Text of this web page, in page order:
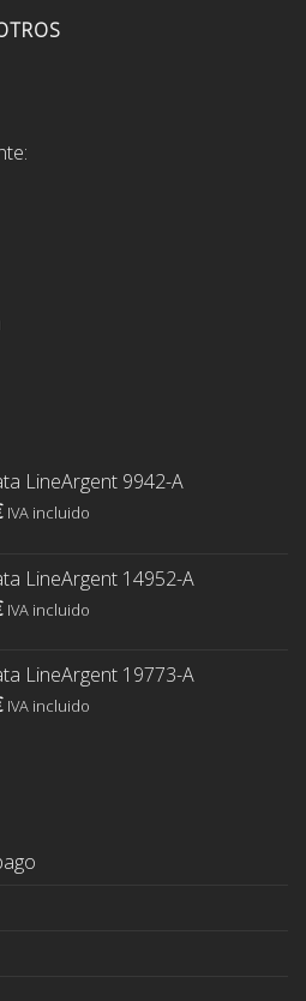
LineArgent 9942-A
El
es:
70,00€.
IVA incluido
LineArgent 14952-A
El
es:
70,00€.
IVA incluido
LineArgent 19773-A
ElIVA incluido